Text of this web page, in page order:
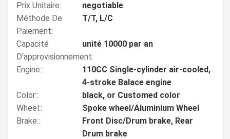
Prix Unitaire:
negotiable
Méthode De
Paiement:
T/T, L/C
Capacité
D'approvisionnement:
unité 10000 par an
Engine::
110CC Single-cylinder air-cooled,
4-stroke Balace engine
Color::
black, or Customed color
Wheel::
Spoke wheel/Aluminium Wheel
Brake::
Front Disc/Drum brake, Rear
Drum brake